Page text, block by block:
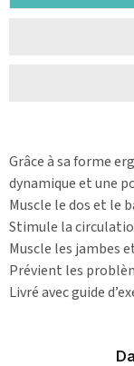
Grâce à sa forme
dynamique et une
Muscle le dos et le
Stimule la
Muscle les jambes
Prévient les
Livré avec guide